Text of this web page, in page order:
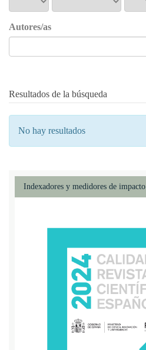
Autores/as
Resultados de la búsqueda
No hay resultados
Indexadores y medidores de impacto